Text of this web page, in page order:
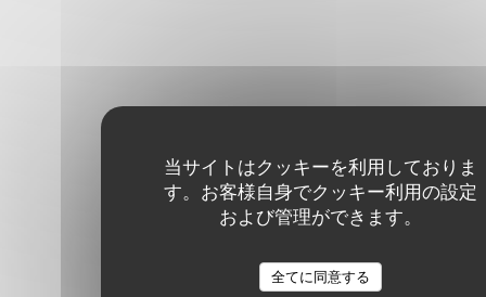
当サイトはクッキーを利用しておりま
す。お客様自身でクッキー利用の設定
および管理ができます。
全てに同意する